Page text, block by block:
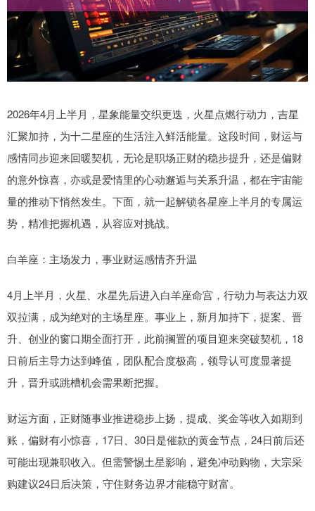
2026年4月上半月，星象能量交织更迭，火星点燃行动力，吉星
汇聚加持，为十二星座的生活注入鲜活能量。这段时间，财运与
感情同步迎来回暖契机，无论是职场正财的稳步提升，还是偏财
的意外惊喜，亦或是爱情里的心动邂逅与关系升温，都在宇宙能
量的推动下悄然发生。下面，就一起解锁各星座上半月的专属运
势，精准把握机遇，从容应对挑战。
白羊座：主场发力，事业财运感情齐升温
4月上半月，火星、水星先后进入白羊座命宫，行动力与表达力双
双拉满，成为绝对的主场星座。事业上，新月加持下，提案、晋
升、创业的窗口期全面打开，此前搁置的项目迎来突破契机，18
日前后主导力达到峰值，团队配合度极高，领导认可度显著提
升，晋升或跳槽机会需果断把握。
财运方面，正财随事业推进稳步上扬，提成、奖金等收入如期到
账，偏财有小惊喜，17日、30日是催款的黄金节点，24日前后还
可能出现兼职收入。但需警惕土星影响，避免冲动购物，大宗采
购建议24日后决策，守住财务边界才能稳守财富。